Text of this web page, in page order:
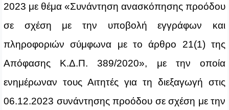
2023 με θέμα «Συνάντηση ανασκόπησης προόδου
σε σχέση με την υποβολή εγγράφων και
πληροφοριών σύμφωνα με το άρθρο 21(1) της
Απόφασης Κ.Δ.Π. 389/2020», με την οποία
ενημέρωναν τους Αιτητές για τη διεξαγωγή στις
06.12.2023 συνάντησης προόδου σε σχέση με την